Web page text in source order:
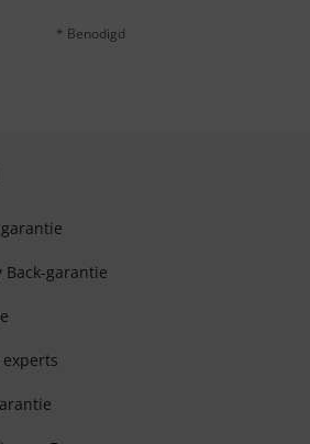
* Benodigd
Back-garantie